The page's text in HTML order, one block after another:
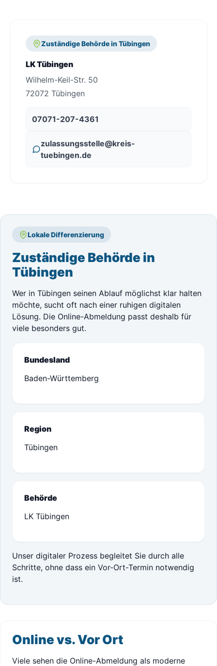
Zuständige Behörde in Tübingen
LK Tübingen
Wilhelm-Keil-Str. 50
72072 Tübingen
07071-207-4361
zulassungsstelle@kreis-
tuebingen.de
Lokale Differenzierung
Zuständige Behörde in
Tübingen
Wer in Tübingen seinen Ablauf möglichst klar halten
möchte, sucht oft nach einer ruhigen digitalen
Lösung. Die Online-Abmeldung passt deshalb für
viele besonders gut.
Bundesland
Baden-Württemberg
Region
Tübingen
Behörde
LK Tübingen
Unser digitaler Prozess begleitet Sie durch alle
Schritte, ohne dass ein Vor-Ort-Termin notwendig
ist.
Online vs. Vor Ort
Viele sehen die Online-Abmeldung als moderne